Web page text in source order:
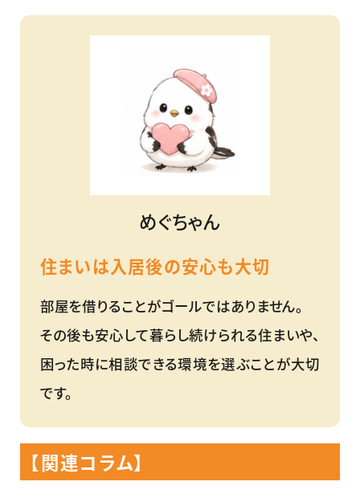
住まいは入居後の安心も大切
部屋を借りることがゴールではありません。
その後も安心して暮らし続けられる住まいや、
困った時に相談できる環境を選ぶことが大切
です。
めぐちゃん
【関連コラム】